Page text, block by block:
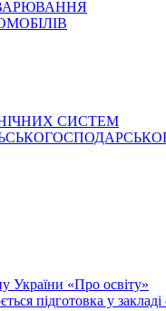
СИСТЕМ
України «Про освіту»
підготовка у закладі